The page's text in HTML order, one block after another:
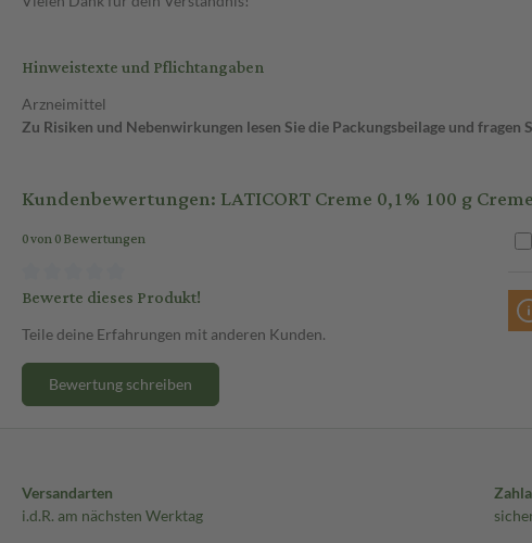
Hinweistexte und Pflichtangaben
Arzneimittel
Zu Risiken und Nebenwirkungen lesen Sie die Packungsbeilage und
Kundenbewertungen: LATICORT Creme 0,1% 100 g Creme
0 von 0 Bewertungen
Bewerte dieses Produkt!
Teile deine Erfahrungen mit anderen Kunden.
Bewertung schreiben
Versandarten
i.d.R. am nächsten Werktag